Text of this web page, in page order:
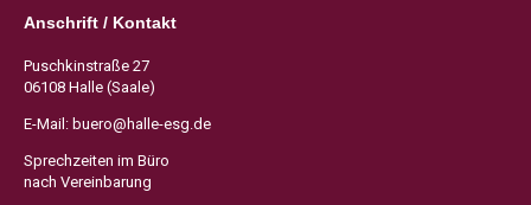
Anschrift / Kontakt
Puschkinstraße 27
06108 Halle (Saale)
E-Mail: buero@halle-esg.de
Sprechzeiten im Büro
nach Vereinbarung